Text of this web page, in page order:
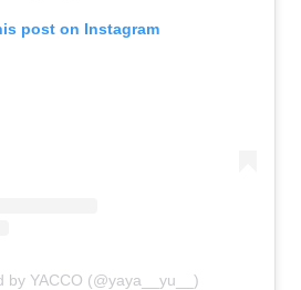
post on Instagram
by YACCO (@yaya__yu__)